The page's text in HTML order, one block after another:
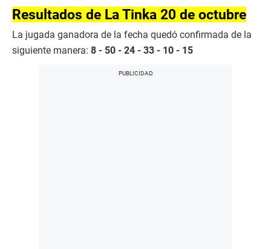
Resultados de La Tinka 20 de octubre
La jugada ganadora de la fecha quedó confirmada de la
siguiente manera: 8 - 50 - 24 - 33 - 10 - 15